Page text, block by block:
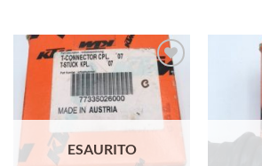
Aggiungi
alla lista
dei
desideri
ESAURITO